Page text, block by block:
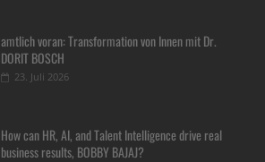
amtlich voran: Transformation von Innen mit Dr.
DORIT BOSCH
23. Juli 2026
How can HR, AI, and Talent Intelligence drive real
business results, BOBBY BAJAJ?